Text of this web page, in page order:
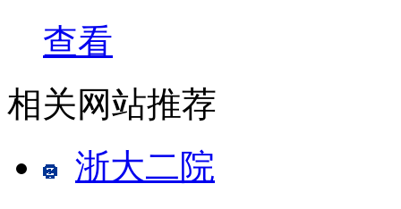
查看
相关网站推荐
浙大二院